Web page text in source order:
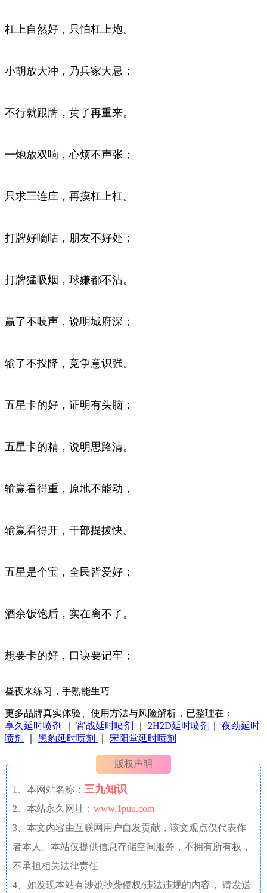
杠上自然好，只怕杠上炮。
小胡放大冲，乃兵家大忌；
不行就跟牌，黄了再重来。
一炮放双响，心烦不声张；
只求三连庄，再摸杠上杠。
打牌好嘀咕，朋友不好处；
打牌猛吸烟，球嫌都不沾。
赢了不吱声，说明城府深；
输了不投降，竞争意识强。
五星卡的好，证明有头脑；
五星卡的精，说明思路清。
输赢看得重，原地不能动，
输赢看得开，干部提拔快。
五星是个宝，全民皆爱好；
酒余饭饱后，实在离不了。
想要卡的好，口诀要记牢；
昼夜来练习，手熟能生巧
更多品牌真实体验、使用方法与风险解析，已整理在：
享久延时喷剂
宵战延时喷剂 2H2D延时喷剂
夜劲延时
喷剂
黑豹延时喷剂 宋阳堂延时喷剂
版权声明
1、本网站名称： 三九知识
2、本站永久网址： www.1puu.com
3、本文内容由互联网用户自发贡献，该文观点仅代表作
者本人。本站仅提供信息存储空间服务，不拥有所有权，
不承担相关法律责任
4、如发现本站有涉嫌抄袭侵权/违法违规的内容， 请发送